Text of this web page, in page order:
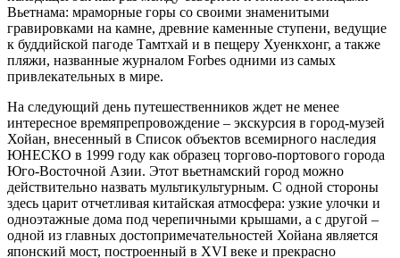
Вьетнама: мраморные горы со своими знаменитыми
гравировками на камне, древние каменные ступени, ведущие
к буддийской пагоде Тамтхай и в пещеру Хуенкхонг, а также
пляжи, названные журналом Forbes одними из самых
привлекательных в мире.
На следующий день путешественников ждет не менее
интересное времяпрепровождение – экскурсия в город-музей
Хойан, внесенный в Список объектов всемирного наследия
ЮНЕСКО в 1999 году как образец торгово-портового города
Юго-Восточной Азии. Этот вьетнамский город можно
действительно назвать мультикультурным. С одной стороны
здесь царит отчетливая китайская атмосфера: узкие улочки и
одноэтажные дома под черепичными крышами, а с другой –
одной из главных достопримечательностей Хойана является
японский мост, построенный в XVI веке и прекрасно